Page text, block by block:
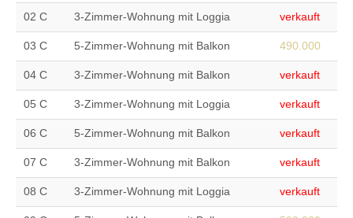
02 C 3-Zimmer-Wohnung mit Loggia verkauft
03 C 5-Zimmer-Wohnung mit Balkon 490.000
04 C 3-Zimmer-Wohnung mit Balkon verkauft
05 C 3-Zimmer-Wohnung mit Loggia verkauft
06 C 5-Zimmer-Wohnung mit Balkon verkauft
07 C 3-Zimmer-Wohnung mit Balkon verkauft
08 C 3-Zimmer-Wohnung mit Loggia verkauft